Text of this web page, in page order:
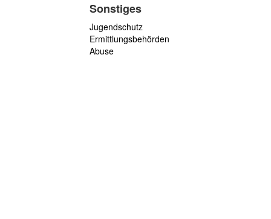
Sonstiges
Jugendschutz
Ermittlungsbehörden
Abuse